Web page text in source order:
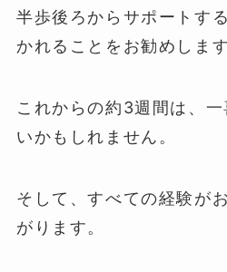
半歩後ろからサポートす
かれることをお勧めします
これからの約3週間は、
いかもしれません。
そして、すべての経験が
がります。